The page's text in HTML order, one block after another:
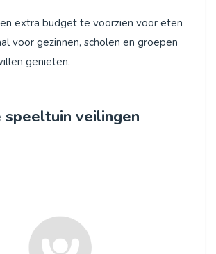
extra budget te voorzien voor eten
voor gezinnen, scholen en groepen
genieten.
speeltuin veilingen